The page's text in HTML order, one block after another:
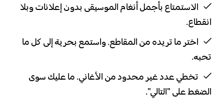
الاستمتاع بأجمل أنغام الموسيقى بدون إعلانات وبلا
انقطاع.
اختر ما تريده من المقاطع. واستمع بحرية إلى كل ما
تحبه.
تخطي عدد غير محدود من الأغاني. ما عليك سوى
الضغط على "التالي".